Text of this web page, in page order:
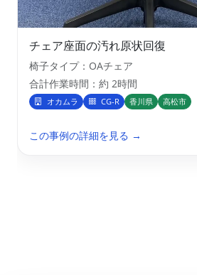
チェア座面の汚れ原状回復
椅子タイプ：OAチェア
合計作業時間：約 2時間
オカムラ CG-R 香川県 高松市
この事例の詳細を見る →